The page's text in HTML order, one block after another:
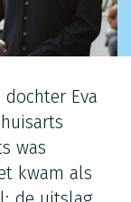
Eva
was
kwam als